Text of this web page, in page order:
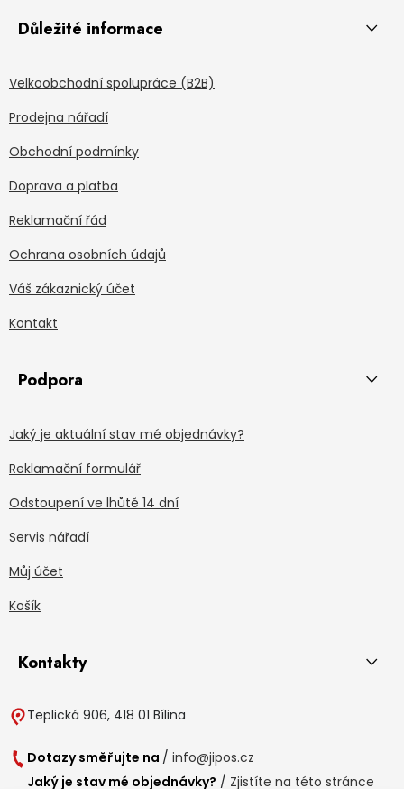
Důležité informace
Velkoobchodní spolupráce (B2B)
Prodejna nářadí
Obchodní podmínky
Doprava a platba
Reklamační řád
Ochrana osobních údajů
Váš zákaznický účet
Kontakt
Podpora
Jaký je aktuální stav mé objednávky?
Reklamační formulář
Odstoupení ve lhůtě 14 dní
Servis nářadí
Můj účet
Košík
Kontakty
Teplická 906, 418 01 Bílina
Dotazy směřujte na / info@jipos.cz
Jaký je stav mé objednávky? / Zjistíte na této stránce